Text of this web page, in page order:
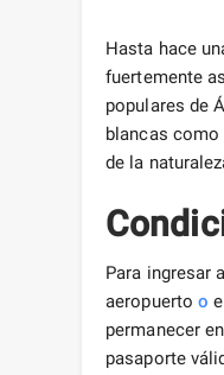
Hasta hace
fuertemente
populares de
blancas
de la
Para ingresar
aeropuertoo
permanecer
pasaporte